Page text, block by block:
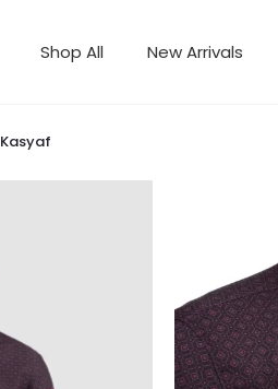
Shop All New Arrivals
Kasyaf